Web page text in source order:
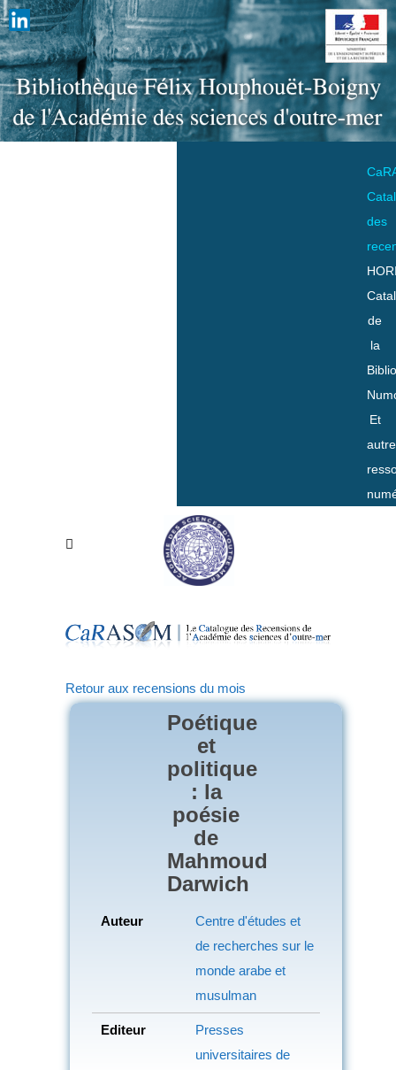
des
de
la
Et
Retour aux recensions du mois
Poétique
et
politique
: la
poésie
de
Mahmoud
Darwich
Auteur
Centre d'études et
de recherches sur le
monde arabe et
musulman
Editeur
Presses
universitaires de